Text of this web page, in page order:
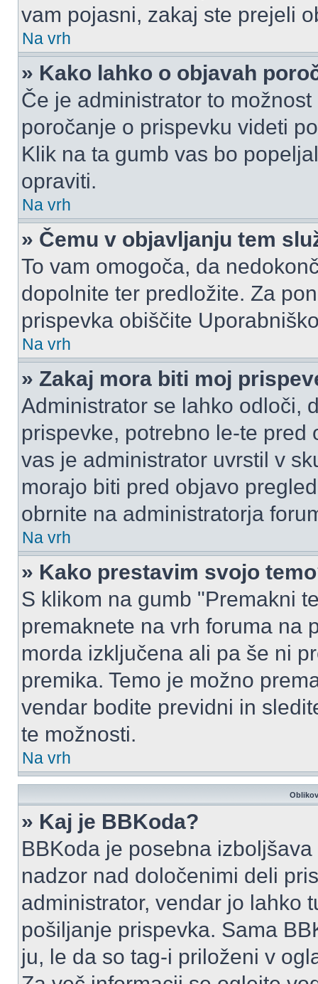
vam pojasni, zakaj ste prejeli
Na vrh
» Kako lahko o objavah
Če je administrator to
poročanje o prispevku videti
Klik na ta gumb vas bo
opraviti.
Na vrh
» Čemu v objavljanju tem
To vam omogoča, da
dopolnite ter predložite. Za
prispevka obiščite
Na vrh
» Zakaj mora biti moj
Administrator se lahko odloči,
prispevke, potrebno le-te
vas je administrator uvrstil v
morajo biti pred objavo
obrnite na administratorja
Na vrh
» Kako prestavim svojo
S klikom na gumb "Premakni
premaknete na vrh foruma na
morda izključena ali pa še ni
premika. Temo je možno
vendar bodite previdni in
te možnosti.
Na vrh
» Kaj je BBKoda?
BBKoda je posebna
nadzor nad določenimi deli
administrator, vendar jo lahko
pošiljanje prispevka. Sama
ju, le da so tag-i priloženi v